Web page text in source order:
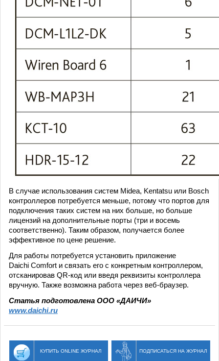
В случае использования систем Midea, Kentatsu или Bosch
контроллеров потребуется меньше, потому что портов для
подключения таких систем на них больше, но больше
лицензий на дополнительные порты (три и восемь
соответственно). Таким образом, получается более
эффективное по цене решение.
Для работы потребуется установить приложение
Daichi Comfort и связать его с конкретным контроллером,
отсканировав QR-код или введя реквизиты контроллера
вручную. Также возможна работа через веб-браузер.
Статья подготовлена ООО «ДАИЧИ»
www.daichi.ru
КУПИТЬ ONLINE ЖУРНАЛ ПОДПИСАТЬСЯ НА ЖУРНАЛ